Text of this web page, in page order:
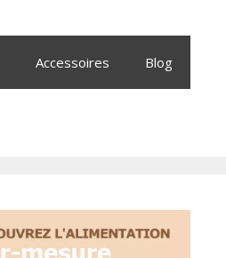
Accessoires Blog